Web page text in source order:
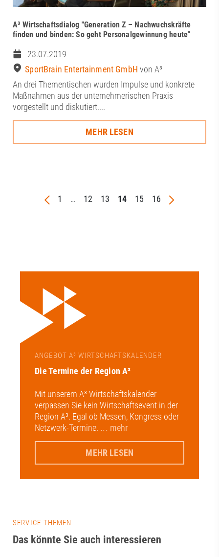
A³ Wirtschaftsdialog "Generation Z – Nachwuchskräfte
finden und binden: So geht Personalgewinnung heute"
23.07.2019
SportBrain Entertainment GmbH von A³
An drei Thementischen wurden Impulse und konkrete
Maßnahmen aus der unternehmerischen Praxis
vorgestellt und diskutiert....
MEHR LESEN
1 … 12 13 14 15 16
ANGEBOT A³ WIRTSCHAFTSKALENDER
Die Termine der Region A³
Mit unserem A³ Wirtschaftskalender
verpassen Sie kein Wirtschaftsevent in der
Region A³. Egal ob Messen, Kongress oder
Netzwerk-Termine. ... mehr
MEHR LESEN
SERVICE-THEMEN
Das könnte Sie auch interessieren